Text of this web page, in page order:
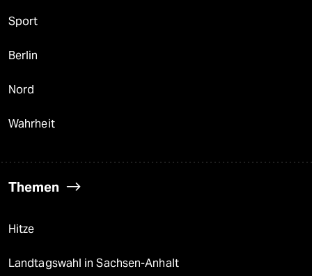
Sport
Berlin
Nord
Wahrheit
Themen
Hitze
Landtagswahl in Sachsen-Anhalt